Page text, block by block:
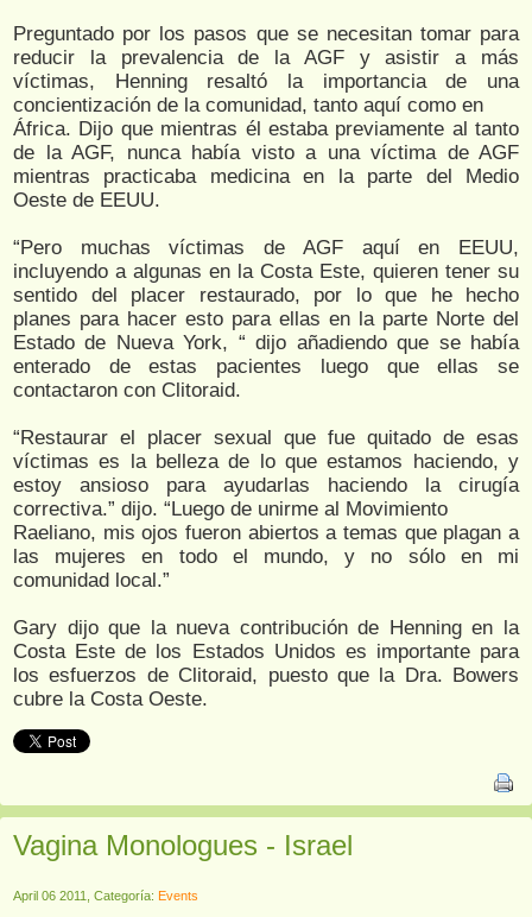
Preguntado por los pasos que se necesitan tomar para
reducir la prevalencia de la AGF y asistir a más
víctimas, Henning resaltó la importancia de una
concientización de la comunidad, tanto aquí como en
África. Dijo que mientras él estaba previamente al tanto
de la AGF, nunca había visto a una víctima de AGF
mientras practicaba medicina en la parte del Medio
Oeste de EEUU.
“Pero muchas víctimas de AGF aquí en EEUU,
incluyendo a algunas en la Costa Este, quieren tener su
sentido del placer restaurado, por lo que he hecho
planes para hacer esto para ellas en la parte Norte del
Estado de Nueva York, “ dijo añadiendo que se había
enterado de estas pacientes luego que ellas se
contactaron con Clitoraid.
“Restaurar el placer sexual que fue quitado de esas
víctimas es la belleza de lo que estamos haciendo, y
estoy ansioso para ayudarlas haciendo la cirugía
correctiva.” dijo. “Luego de unirme al Movimiento
Raeliano, mis ojos fueron abiertos a temas que plagan a
las mujeres en todo el mundo, y no sólo en mi
comunidad local.”
Gary dijo que la nueva contribución de Henning en la
Costa Este de los Estados Unidos es importante para
los esfuerzos de Clitoraid, puesto que la Dra. Bowers
cubre la Costa Oeste.
Vagina Monologues - Israel
April 06 2011, Categoría: Events